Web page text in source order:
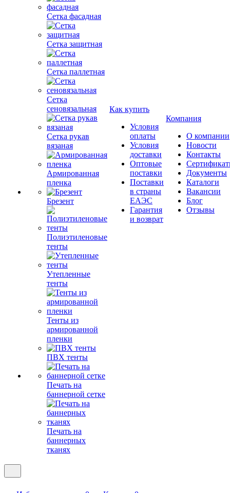
Сетка фасадная
Сетка защитная
Сетка паллетная
Сетка
сеновязальная
Сетка рукав
вязаная
Армированная
пленка
Брезент
Полиэтиленовые
тенты
Утепленные
тенты
Тенты из
армированной
пленки
ПВХ тенты
Печать на
баннерной сетке
Печать на
баннерных
тканях
Как купить
Условия
оплаты
Условия
доставки
Оптовые
поставки
Поставки
в страны
ЕАЭС
Гарантия
и возврат
Компания
О компании
Новости
Контакты
Документы
Каталоги
Вакансии
Блог
Отзывы